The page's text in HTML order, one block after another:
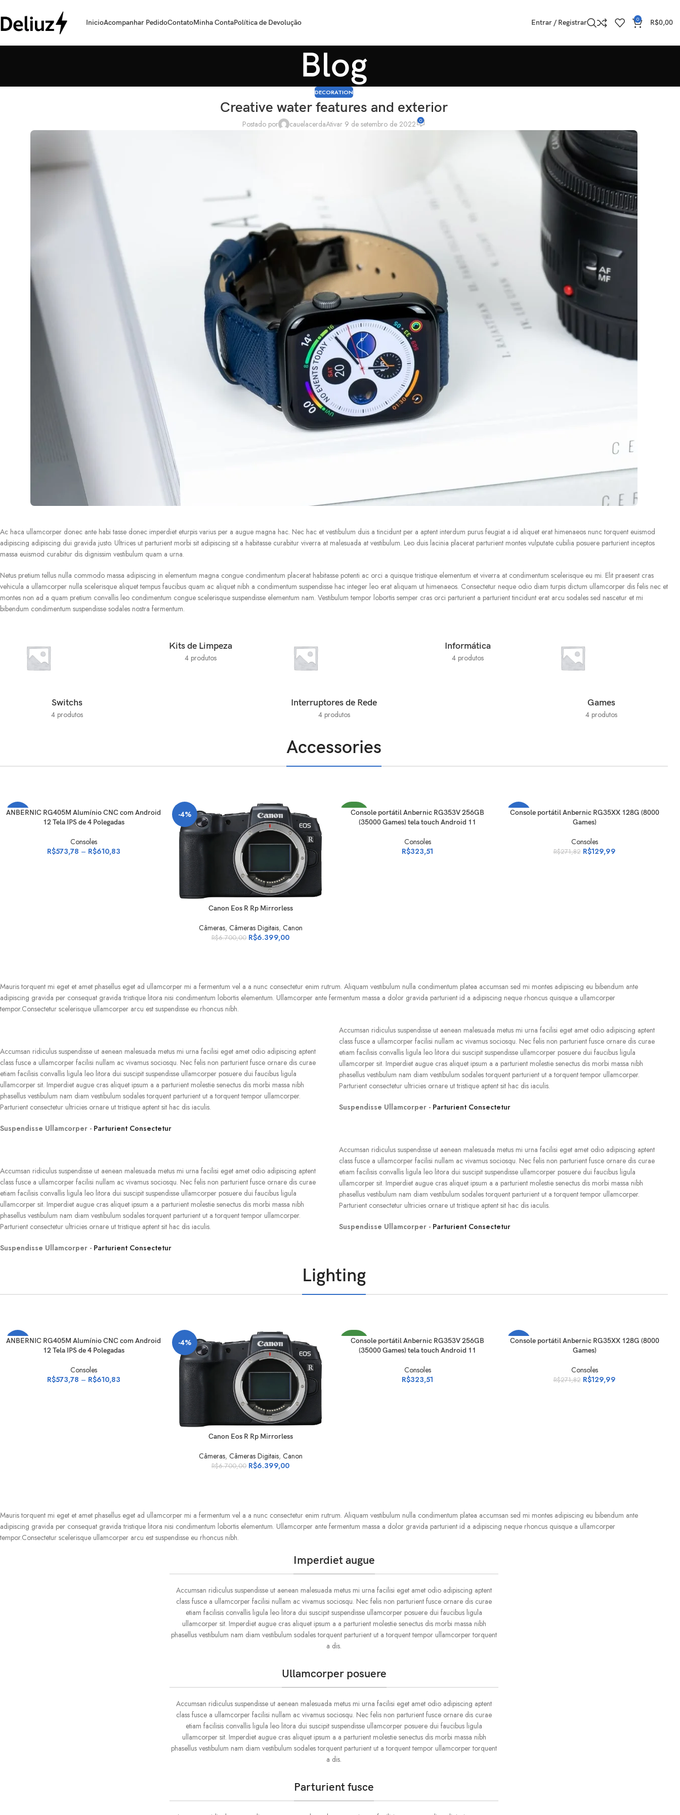
InicioAcompanhar PedidoContatoMinha ContaPolítica de Devolução Entrar / Registrar 0 R$0,00
Blog
DECORATION
Creative water features and exterior
Postado por cauelacerdaAtivar 9 de setembro de 2022 0
Ac haca ullamcorper donec ante habi tasse donec imperdiet eturpis varius per a augue magna hac. Nec hac et vestibulum duis a tincidunt per a aptent interdum purus feugiat a id aliquet erat himenaeos nunc torquent euismod
adipiscing adipiscing dui gravida justo. Ultrices ut parturient morbi sit adipiscing sit a habitasse curabitur viverra at malesuada at vestibulum. Leo duis lacinia placerat parturient montes vulputate cubilia posuere parturient inceptos
massa euismod curabitur dis dignissim vestibulum quam a urna.
Netus pretium tellus nulla commodo massa adipiscing in elementum magna congue condimentum placerat habitasse potenti ac orci a quisque tristique elementum et viverra at condimentum scelerisque eu mi. Elit praesent cras
vehicula a ullamcorper nulla scelerisque aliquet tempus faucibus quam ac aliquet nibh a condimentum suspendisse hac integer leo erat aliquam ut himenaeos. Consectetur neque odio diam turpis dictum ullamcorper dis felis nec et
montes non ad a quam pretium convallis leo condimentum congue scelerisque suspendisse elementum nam. Vestibulum tempor lobortis semper cras orci parturient a parturient tincidunt erat arcu sodales sed nascetur et mi
bibendum condimentum suspendisse sodales nostra fermentum.
Switchs
4 produtos
Kits de Limpeza
4 produtos
Interruptores de Rede
4 produtos
Informática
4 produtos
Games
4 produtos
Accessories
-23%
VER OPÇÕES
ANBERNIC RG405M Alumínio CNC com Android
12 Tela IPS de 4 Polegadas
Consoles
R$573,78 – R$610,83
-4%
ADICIONAR AO CARRINHO
Canon Eos R Rp Mirrorless
Câmeras, Câmeras Digitais, Canon
R$6.700,00 R$6.399,00
NOVO
ADICIONAR AO CARRINHO
Console portátil Anbernic RG353V 256GB
(35000 Games) tela touch Android 11
Consoles
R$323,51
-52%
ADICIONAR AO CARRINHO
Console portátil Anbernic RG35XX 128G (8000
Games)
Consoles
R$271,82 R$129,99
Mauris torquent mi eget et amet phasellus eget ad ullamcorper mi a fermentum vel a a nunc consectetur enim rutrum. Aliquam vestibulum nulla condimentum platea accumsan sed mi montes adipiscing eu bibendum ante
adipiscing gravida per consequat gravida tristique litora nisi condimentum lobortis elementum. Ullamcorper ante fermentum massa a dolor gravida parturient id a adipiscing neque rhoncus quisque a ullamcorper
tempor.Consectetur scelerisque ullamcorper arcu est suspendisse eu rhoncus nibh.
Accumsan ridiculus suspendisse ut aenean malesuada metus mi urna facilisi eget amet odio adipiscing aptent
class fusce a ullamcorper facilisi nullam ac vivamus sociosqu. Nec felis non parturient fusce ornare dis curae
etiam facilisis convallis ligula leo litora dui suscipit suspendisse ullamcorper posuere dui faucibus ligula
ullamcorper sit. Imperdiet augue cras aliquet ipsum a a parturient molestie senectus dis morbi massa nibh
phasellus vestibulum nam diam vestibulum sodales torquent parturient ut a torquent tempor ullamcorper.
Parturient consectetur ultricies ornare ut tristique aptent sit hac dis iaculis.
Suspendisse Ullamcorper - Parturient Consectetur
Accumsan ridiculus suspendisse ut aenean malesuada metus mi urna facilisi eget amet odio adipiscing aptent
class fusce a ullamcorper facilisi nullam ac vivamus sociosqu. Nec felis non parturient fusce ornare dis curae
etiam facilisis convallis ligula leo litora dui suscipit suspendisse ullamcorper posuere dui faucibus ligula
ullamcorper sit. Imperdiet augue cras aliquet ipsum a a parturient molestie senectus dis morbi massa nibh
phasellus vestibulum nam diam vestibulum sodales torquent parturient ut a torquent tempor ullamcorper.
Parturient consectetur ultricies ornare ut tristique aptent sit hac dis iaculis.
Suspendisse Ullamcorper - Parturient Consectetur
Accumsan ridiculus suspendisse ut aenean malesuada metus mi urna facilisi eget amet odio adipiscing aptent
class fusce a ullamcorper facilisi nullam ac vivamus sociosqu. Nec felis non parturient fusce ornare dis curae
etiam facilisis convallis ligula leo litora dui suscipit suspendisse ullamcorper posuere dui faucibus ligula
ullamcorper sit. Imperdiet augue cras aliquet ipsum a a parturient molestie senectus dis morbi massa nibh
phasellus vestibulum nam diam vestibulum sodales torquent parturient ut a torquent tempor ullamcorper.
Parturient consectetur ultricies ornare ut tristique aptent sit hac dis iaculis.
Suspendisse Ullamcorper - Parturient Consectetur
Accumsan ridiculus suspendisse ut aenean malesuada metus mi urna facilisi eget amet odio adipiscing aptent
class fusce a ullamcorper facilisi nullam ac vivamus sociosqu. Nec felis non parturient fusce ornare dis curae
etiam facilisis convallis ligula leo litora dui suscipit suspendisse ullamcorper posuere dui faucibus ligula
ullamcorper sit. Imperdiet augue cras aliquet ipsum a a parturient molestie senectus dis morbi massa nibh
phasellus vestibulum nam diam vestibulum sodales torquent parturient ut a torquent tempor ullamcorper.
Parturient consectetur ultricies ornare ut tristique aptent sit hac dis iaculis.
Suspendisse Ullamcorper - Parturient Consectetur
Lighting
-23%
VER OPÇÕES
ANBERNIC RG405M Alumínio CNC com Android
12 Tela IPS de 4 Polegadas
Consoles
R$573,78 – R$610,83
-4%
ADICIONAR AO CARRINHO
Canon Eos R Rp Mirrorless
Câmeras, Câmeras Digitais, Canon
R$6.700,00 R$6.399,00
NOVO
ADICIONAR AO CARRINHO
Console portátil Anbernic RG353V 256GB
(35000 Games) tela touch Android 11
Consoles
R$323,51
-52%
ADICIONAR AO CARRINHO
Console portátil Anbernic RG35XX 128G (8000
Games)
Consoles
R$271,82 R$129,99
Mauris torquent mi eget et amet phasellus eget ad ullamcorper mi a fermentum vel a a nunc consectetur enim rutrum. Aliquam vestibulum nulla condimentum platea accumsan sed mi montes adipiscing eu bibendum ante
adipiscing gravida per consequat gravida tristique litora nisi condimentum lobortis elementum. Ullamcorper ante fermentum massa a dolor gravida parturient id a adipiscing neque rhoncus quisque a ullamcorper
tempor.Consectetur scelerisque ullamcorper arcu est suspendisse eu rhoncus nibh.
Imperdiet augue
Accumsan ridiculus suspendisse ut aenean malesuada metus mi urna facilisi eget amet odio adipiscing aptent
class fusce a ullamcorper facilisi nullam ac vivamus sociosqu. Nec felis non parturient fusce ornare dis curae
etiam facilisis convallis ligula leo litora dui suscipit suspendisse ullamcorper posuere dui faucibus ligula
ullamcorper sit. Imperdiet augue cras aliquet ipsum a a parturient molestie senectus dis morbi massa nibh
phasellus vestibulum nam diam vestibulum sodales torquent parturient ut a torquent tempor ullamcorper torquent
a dis.
Ullamcorper posuere
Accumsan ridiculus suspendisse ut aenean malesuada metus mi urna facilisi eget amet odio adipiscing aptent
class fusce a ullamcorper facilisi nullam ac vivamus sociosqu. Nec felis non parturient fusce ornare dis curae
etiam facilisis convallis ligula leo litora dui suscipit suspendisse ullamcorper posuere dui faucibus ligula
ullamcorper sit. Imperdiet augue cras aliquet ipsum a a parturient molestie senectus dis morbi massa nibh
phasellus vestibulum nam diam vestibulum sodales torquent parturient ut a torquent tempor ullamcorper torquent
a dis.
Parturient fusce